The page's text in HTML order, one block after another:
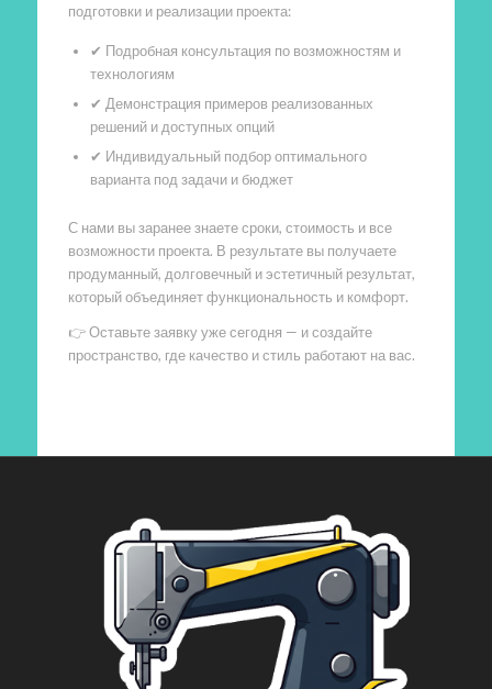
подготовки и реализации проекта:
✔ Подробная консультация по возможностям и
технологиям
✔ Демонстрация примеров реализованных
решений и доступных опций
✔ Индивидуальный подбор оптимального
варианта под задачи и бюджет
С нами вы заранее знаете сроки, стоимость и все
возможности проекта. В результате вы получаете
продуманный, долговечный и эстетичный результат,
который объединяет функциональность и комфорт.
👉 Оставьте заявку уже сегодня — и создайте
пространство, где качество и стиль работают на вас.